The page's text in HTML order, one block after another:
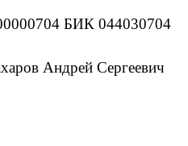
БИК 044030704
Андрей Сергеевич